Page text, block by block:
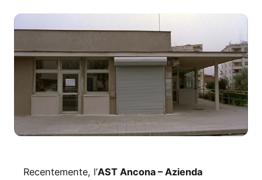
Recentemente, l’AST Ancona – Azienda